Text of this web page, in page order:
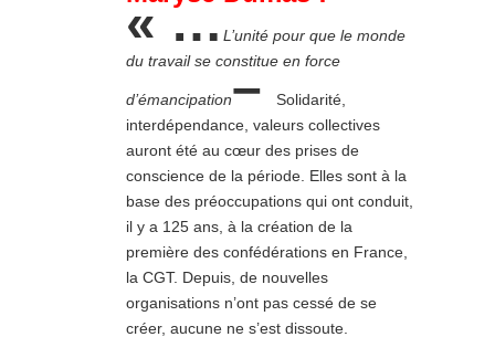
« … L’unité pour que le monde
du travail se constitue en force
d’émancipation–
Solidarité,
interdépendance, valeurs collectives
auront été au cœur des prises de
conscience de la période. Elles sont à la
base des préoccupations qui ont conduit,
il y a 125 ans, à la création de la
première des confédérations en France,
la CGT. Depuis, de nouvelles
organisations n’ont pas cessé de se
créer, aucune ne s’est dissoute.